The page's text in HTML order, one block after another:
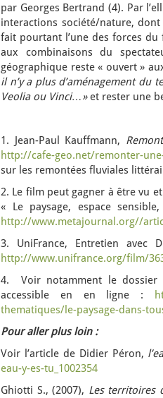
par Georges Bertrand (4). Par
interactions société/nature,
fait pourtant l’une des forces
aux combinaisons du
géographique reste « ouvert »
il n’y a plus d’aménagement du
Veolia ou Vinci…»et rester une
1. Jean-Paul Kauffmann,
http://cafe-geo.net/remonter-
sur les remontées fluviales
2. Le film peut gagner à être vu
« Le paysage, espace
http://www.metajournal.org//
3. UniFrance, Entretien avec
http://www.unifrance.org/film/
4. Voir notamment le dossier
accessible en en ligne :
thematiques/le-paysage-dans-
Pour aller plus loin :
Voir l’article de Didier Péron,
eau-y-es-tu_1002354
Ghiotti S., (2007), Les territoires